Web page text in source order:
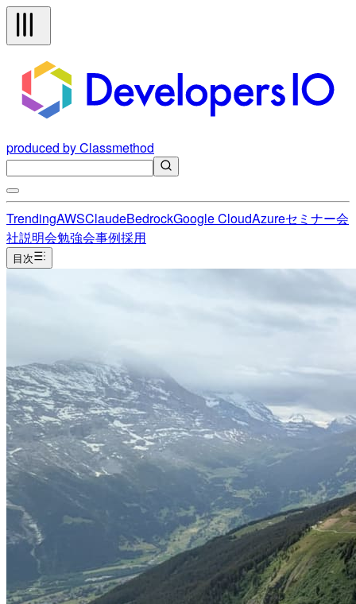
produced by Classmethod
TrendingAWSClaudeBedrockGoogle CloudAzureセミナー会
社説明会勉強会事例採用
目次